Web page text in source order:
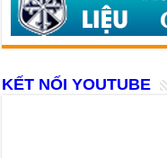
KẾT NỐI YOUTUBE